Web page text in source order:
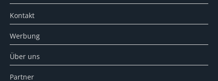
Kontakt
Werbung
Über uns
Partner